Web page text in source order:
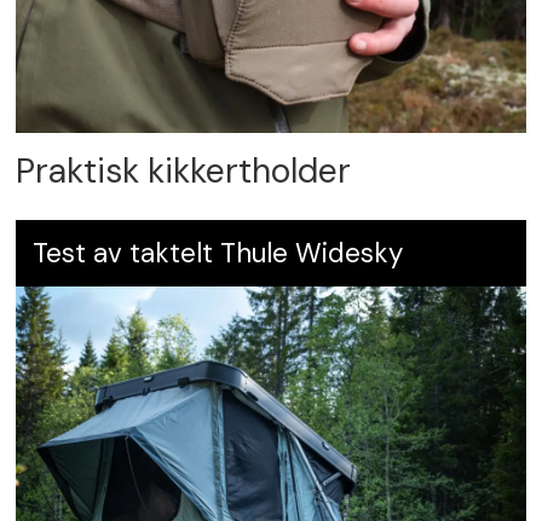
Praktisk kikkertholder
Test av taktelt Thule Widesky